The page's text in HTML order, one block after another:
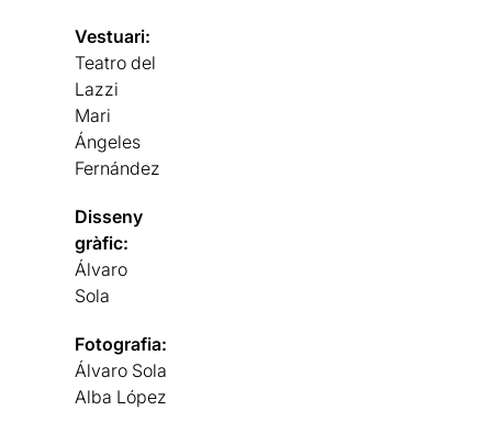
Vestuari:
Teatro del
Lazzi
Mari
Ángeles
Fernández
Disseny
gràfic:
Álvaro
Sola
Fotografia:
Álvaro Sola
Alba López